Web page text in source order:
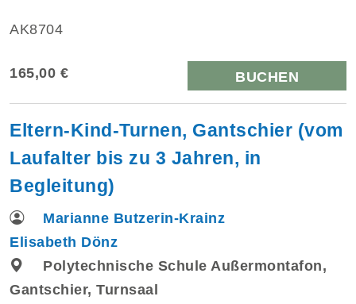
AK8704
165,00 € BUCHEN
Eltern-Kind-Turnen, Gantschier (vom
Laufalter bis zu 3 Jahren, in
Begleitung)
Marianne Butzerin-Krainz
Elisabeth Dönz
Polytechnische Schule Außermontafon,
Gantschier, Turnsaal